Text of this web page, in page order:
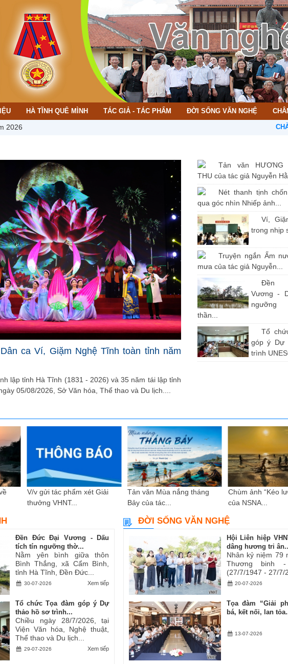
HÀ TĨNH QUÊ MÌNH TÁC GIẢ - TÁC PHẨM ĐỜI SỐNG VĂN NGHỆ
2026 CHÀO
ca Ví, Giặm Nghệ Tĩnh toàn tỉnh năm
lập tỉnh Hà Tĩnh (1831 - 2026) và 35 năm tái lập tỉnh
05/08/2026, Sở Văn hóa, Thể thao và Du lịch....
Tản văn HƯƠNG
THU của tác giả Nguyễn
Nét thanh tịnh
qua góc nhìn Nhiếp ảnh...
Ví,
trong nhịp
Truyện ngắn Ấm
mưa của tác giả Nguyễn...
Đền
Vương -
thần...
Tổ
góp ý Dự
trình
V/v gửi tác phẩm xét Giải
thưởng VHNT...
Tản văn Mùa nắng tháng
Bảy của tác...
Chùm ảnh “Kéo
của NSNA...
Đền Đức Đại Vương - Dấu
tích tín ngưỡng thờ...
Nằm yên bình giữa thôn
Bình Thắng, xã Cẩm Bình,
tỉnh Hà Tĩnh, Đền Đức...
Xem tiếp
30-07-2026
Tổ chức Tọa đàm góp ý Dự
thảo hồ sơ trình...
Chiều ngày 28/7/2026, tại
Viện Văn hóa, Nghệ thuật,
Thể thao và Du lịch...
Xem tiếp
29-07-2026
ĐỜI SỐNG VĂN NGHỆ
Hội Liên hiệp
dâng hương tri
Nhân kỷ niệm 79
Thương binh
(27/7/1947 - 27/7/
20-07-2026
Tọa đàm “Giải
bá, kết nối, lan
13-07-2026